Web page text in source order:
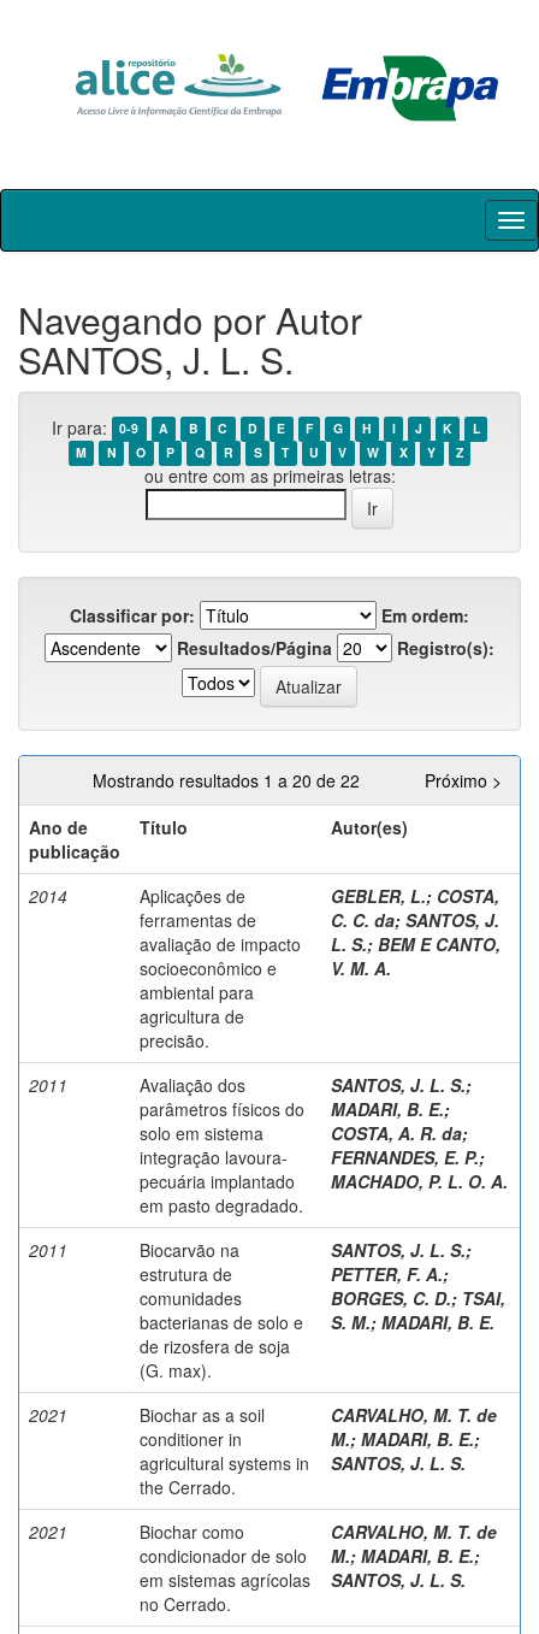
Skip
Navegando por Autor
SANTOS, J. L. S.
Ir para: 0-9 A B C D E F G H I J K
L
M
N O P Q R S T U V W X Y Z
ou entre com as primeiras letras:
Classificar por:
Em ordem:
Resultados/Página
Registro(s):
Mostrando resultados 1 a 20 de 22
Próximo >
Ano de
publicação
Título Autor(es)
2014
Aplicações de
ferramentas de
avaliação de impacto
socioeconômico e
ambiental para
agricultura de
precisão.
GEBLER, L.; COSTA,
C. C. da; SANTOS, J.
L. S.; BEM E CANTO,
V. M. A.
2011
Avaliação dos
parâmetros físicos do
solo em sistema
integração lavoura-
pecuária implantado
em pasto degradado.
SANTOS, J. L. S.;
MADARI, B. E.;
COSTA, A. R. da;
FERNANDES, E. P.;
MACHADO, P. L. O. A.
2011
Biocarvão na
estrutura de
comunidades
bacterianas de solo e
de rizosfera de soja
(G. max).
SANTOS, J. L. S.;
PETTER, F. A.;
BORGES, C. D.; TSAI,
S. M.; MADARI, B. E.
2021
Biochar as a soil
conditioner in
agricultural systems in
the Cerrado.
CARVALHO, M. T. de
M.; MADARI, B. E.;
SANTOS, J. L. S.
2021
Biochar como
condicionador de solo
em sistemas agrícolas
no Cerrado.
CARVALHO, M. T. de
M.; MADARI, B. E.;
SANTOS, J. L. S.